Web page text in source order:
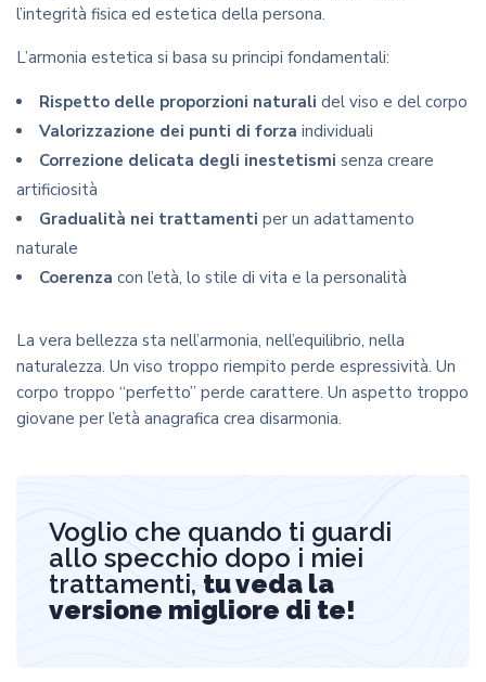
l’integrità fisica ed estetica della persona.
L’armonia estetica si basa su principi fondamentali:
Rispetto delle proporzioni naturali del viso e del corpo
Valorizzazione dei punti di forza individuali
Correzione delicata degli inestetismi senza creare
artificiosità
Gradualità nei trattamenti per un adattamento
naturale
Coerenza con l’età, lo stile di vita e la personalità
La vera bellezza sta nell’armonia, nell’equilibrio, nella
naturalezza. Un viso troppo riempito perde espressività. Un
corpo troppo “perfetto” perde carattere. Un aspetto troppo
giovane per l’età anagrafica crea disarmonia.
Voglio che quando ti guardi
allo specchio dopo i miei
trattamenti, tu veda la
versione migliore di te!